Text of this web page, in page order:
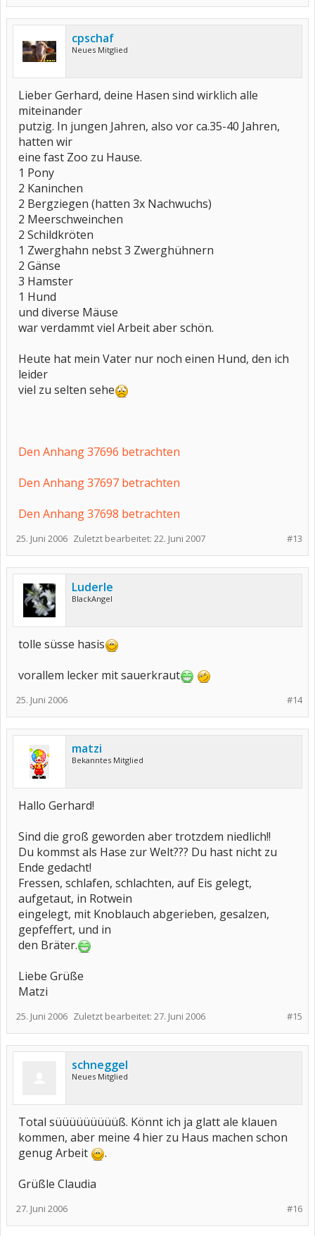
cpschaf
Neues Mitglied
Lieber Gerhard, deine Hasen sind wirklich alle
miteinander
putzig. In jungen Jahren, also vor ca.35-40 Jahren,
hatten wir
eine fast Zoo zu Hause.
1 Pony
2 Kaninchen
2 Bergziegen (hatten 3x Nachwuchs)
2 Meerschweinchen
2 Schildkröten
1 Zwerghahn nebst 3 Zwerghühnern
2 Gänse
3 Hamster
1 Hund
und diverse Mäuse
war verdammt viel Arbeit aber schön.
Heute hat mein Vater nur noch einen Hund, den ich
leider
viel zu selten sehe
Den Anhang 37696 betrachten
Den Anhang 37697 betrachten
Den Anhang 37698 betrachten
#13
25. Juni 2006 Zuletzt bearbeitet: 22. Juni 2007
Luderle
BlackAngel
tolle süsse hasis
vorallem lecker mit sauerkraut
#14
25. Juni 2006
matzi
Bekanntes Mitglied
Hallo Gerhard!
Sind die groß geworden aber trotzdem niedlich!!
Du kommst als Hase zur Welt??? Du hast nicht zu
Ende gedacht!
Fressen, schlafen, schlachten, auf Eis gelegt,
aufgetaut, in Rotwein
eingelegt, mit Knoblauch abgerieben, gesalzen,
gepfeffert, und in
den Bräter.
Liebe Grüße
Matzi
#15
25. Juni 2006 Zuletzt bearbeitet: 27. Juni 2006
schneggel
Neues Mitglied
Total süüüüüüüüüß. Könnt ich ja glatt ale klauen
kommen, aber meine 4 hier zu Haus machen schon
genug Arbeit
.
Grüßle Claudia
#16
27. Juni 2006